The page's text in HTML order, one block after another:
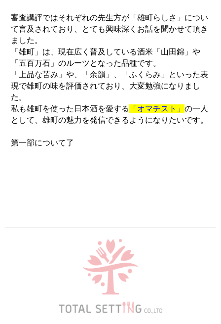
審査講評ではそれぞれの先生方が「雄町らしさ」につい
て言及されており、とても興味深くお話を聞かせて頂き
ました。
「雄町」は、現在広く普及している酒米「山田錦」や
「五百万石」のルーツとなった品種です。
「上品な苦み」や、「余韻」、「ふくらみ」といった表
現で雄町の味を評価されており、大変勉強になりまし
た。
私も雄町を使った日本酒を愛する
「オマチスト」の一人
として、雄町の魅力を発信できるようになりたいです。
第一部について了